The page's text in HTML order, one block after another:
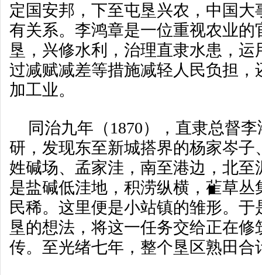
定国安邦，下至屯垦兴农，中国
有关系。李鸿章是一位重视农业的
垦，兴修水利，治理直隶水患，
过减赋减差等措施减轻人民负担，
加工业。
同治九年（1870），直隶总督
研，发现东至新城搭界的杨家岑子
姓碱场、孟家洼，南至港边，北至
是盐碱低洼地，积涝纵横，雈草丛
民稀。这里便是小站镇的雏形。
垦的想法，将这一任务交给正在修
传。至光绪七年，整个垦区熟田合